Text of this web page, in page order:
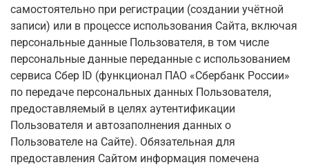
самостоятельно при регистрации (создании учётной
записи) или в процессе использования Сайта, включая
персональные данные Пользователя, в том числе
персональные данные переданные с использованием
сервиса Сбер ID (функционал ПАО «Сбербанк России»
по передаче персональных данных Пользователя,
предоставляемый в целях аутентификации
Пользователя и автозаполнения данных о
Пользователе на Сайте). Обязательная для
предоставления Сайтом информация помечена